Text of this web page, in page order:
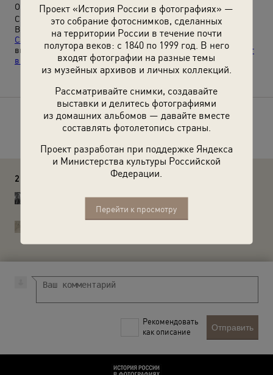
Проект «История России в фотографиях» —
это собрание фотоснимков, сделанных
на территории России в течение почти
полутора веков: с 1840 по 1999 год. В него
входят фотографии на разные темы
из музейных архивов и личных коллекций.
Рассматривайте снимки, создавайте
выставки и делитесь фотографиями
из домашних альбомов — давайте вместе
составлять фотолетопись страны.
Проект разработан при поддержке Яндекса
и Министерства культуры Российской
Федерации.
Перейти к просмотру
О фотографии:
Скульптор Этьен Морис Фальконе.
Видео
«Перенос столицы» ,«Петроград, Петрушкин двор и
Санкт-Ленинбург»,«Не медный всадник»и
выставки«Медный всадник»,«Дореволюционный Петербург
в цвете»
с этой фотографией.
Расскажите друзьям об этом фото
2 комментария
Серия 1896года PZ
История России в фотографиях
Рекомендовать
как описание
Отправить